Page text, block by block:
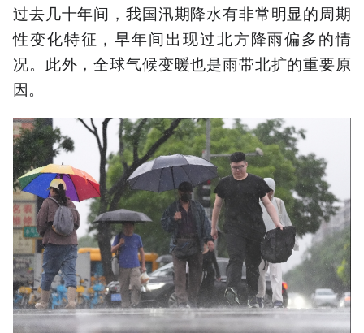
过去几十年间，我国汛期降水有非常明显的周期
性变化特征，早年间出现过北方降雨偏多的情
况。此外，全球气候变暖也是雨带北扩的重要原
因。